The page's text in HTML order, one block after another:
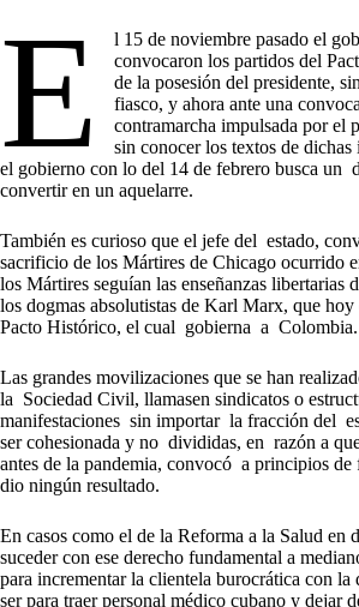
E
l 15 de noviembre pasado el
convocaron los partidos del
de la posesión del presidente,
fiasco, y ahora ante una
contramarcha impulsada por el
sin conocer los textos de
el gobierno con lo del 14 de febrero busca un
convertir en un aquelarre.
También es curioso que el jefe del estado,
sacrificio de los Mártires de Chicago ocurrido
los Mártires seguían las enseñanzas
los dogmas absolutistas de Karl Marx, que
Pacto Histórico, el cual gobierna a Colombia.
Las grandes movilizaciones que se han
la Sociedad Civil, llamasen sindicatos o
manifestaciones sin importar la fracción del
ser cohesionada y no divididas, en razón a
antes de la pandemia, convocó a principios
dio ningún resultado.
En casos como el de la Reforma a la Salud en
suceder con ese derecho fundamental a
para incrementar la clientela burocrática con
ser para traer personal médico cubano y dejar